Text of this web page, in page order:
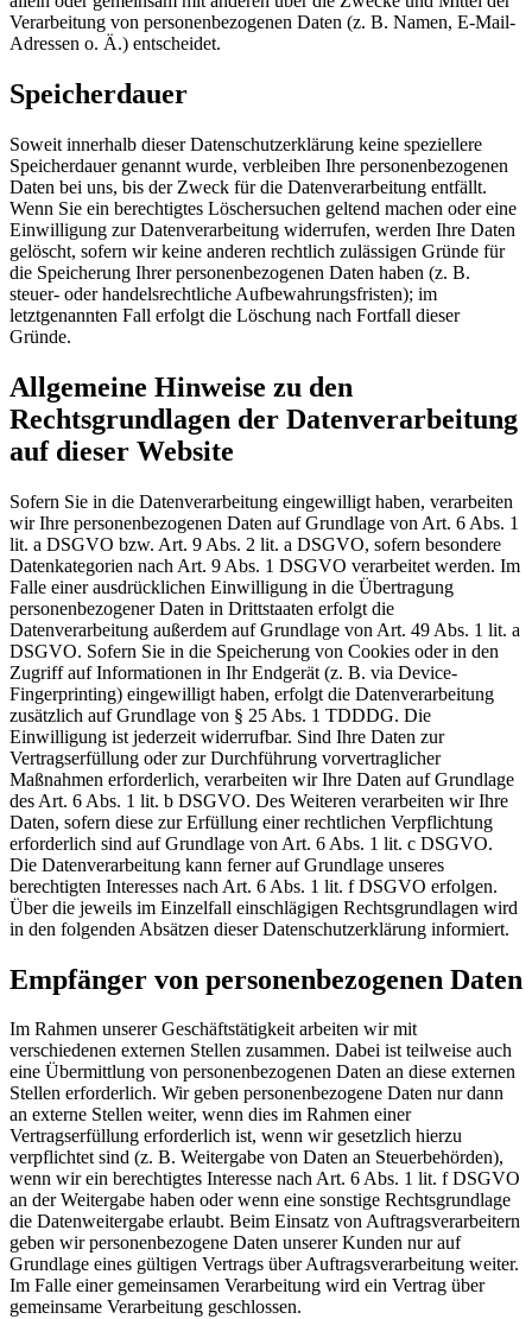
Verarbeitung von personenbezogenen Daten (z. B. Namen, E-Mail-
Adressen o. Ä.) entscheidet.
Speicherdauer
Soweit innerhalb dieser Datenschutzerklärung keine speziellere
Speicherdauer genannt wurde, verbleiben Ihre personenbezogenen
Daten bei uns, bis der Zweck für die Datenverarbeitung entfällt.
Wenn Sie ein berechtigtes Löschersuchen geltend machen oder eine
Einwilligung zur Datenverarbeitung widerrufen, werden Ihre Daten
gelöscht, sofern wir keine anderen rechtlich zulässigen Gründe für
die Speicherung Ihrer personenbezogenen Daten haben (z. B.
steuer- oder handelsrechtliche Aufbewahrungsfristen); im
letztgenannten Fall erfolgt die Löschung nach Fortfall dieser
Gründe.
Allgemeine Hinweise zu den
Rechtsgrundlagen der Datenverarbeitung
auf dieser Website
Sofern Sie in die Datenverarbeitung eingewilligt haben, verarbeiten
wir Ihre personenbezogenen Daten auf Grundlage von Art. 6 Abs. 1
lit. a DSGVO bzw. Art. 9 Abs. 2 lit. a DSGVO, sofern besondere
Datenkategorien nach Art. 9 Abs. 1 DSGVO verarbeitet werden. Im
Falle einer ausdrücklichen Einwilligung in die Übertragung
personenbezogener Daten in Drittstaaten erfolgt die
Datenverarbeitung außerdem auf Grundlage von Art. 49 Abs. 1 lit. a
DSGVO. Sofern Sie in die Speicherung von Cookies oder in den
Zugriff auf Informationen in Ihr Endgerät (z. B. via Device-
Fingerprinting) eingewilligt haben, erfolgt die Datenverarbeitung
zusätzlich auf Grundlage von § 25 Abs. 1 TDDDG. Die
Einwilligung ist jederzeit widerrufbar. Sind Ihre Daten zur
Vertragserfüllung oder zur Durchführung vorvertraglicher
Maßnahmen erforderlich, verarbeiten wir Ihre Daten auf Grundlage
des Art. 6 Abs. 1 lit. b DSGVO. Des Weiteren verarbeiten wir Ihre
Daten, sofern diese zur Erfüllung einer rechtlichen Verpflichtung
erforderlich sind auf Grundlage von Art. 6 Abs. 1 lit. c DSGVO.
Die Datenverarbeitung kann ferner auf Grundlage unseres
berechtigten Interesses nach Art. 6 Abs. 1 lit. f DSGVO erfolgen.
Über die jeweils im Einzelfall einschlägigen Rechtsgrundlagen wird
in den folgenden Absätzen dieser Datenschutzerklärung informiert.
Empfänger von personenbezogenen Daten
Im Rahmen unserer Geschäftstätigkeit arbeiten wir mit
verschiedenen externen Stellen zusammen. Dabei ist teilweise auch
eine Übermittlung von personenbezogenen Daten an diese externen
Stellen erforderlich. Wir geben personenbezogene Daten nur dann
an externe Stellen weiter, wenn dies im Rahmen einer
Vertragserfüllung erforderlich ist, wenn wir gesetzlich hierzu
verpflichtet sind (z. B. Weitergabe von Daten an Steuerbehörden),
wenn wir ein berechtigtes Interesse nach Art. 6 Abs. 1 lit. f DSGVO
an der Weitergabe haben oder wenn eine sonstige Rechtsgrundlage
die Datenweitergabe erlaubt. Beim Einsatz von Auftragsverarbeitern
geben wir personenbezogene Daten unserer Kunden nur auf
Grundlage eines gültigen Vertrags über Auftragsverarbeitung weiter.
Im Falle einer gemeinsamen Verarbeitung wird ein Vertrag über
gemeinsame Verarbeitung geschlossen.